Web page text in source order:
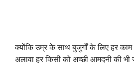
क्योंकि उम्र के साथ बुजुर्गों के लिए हर
अलावा हर किसी को अच्छी आमदनी की भी